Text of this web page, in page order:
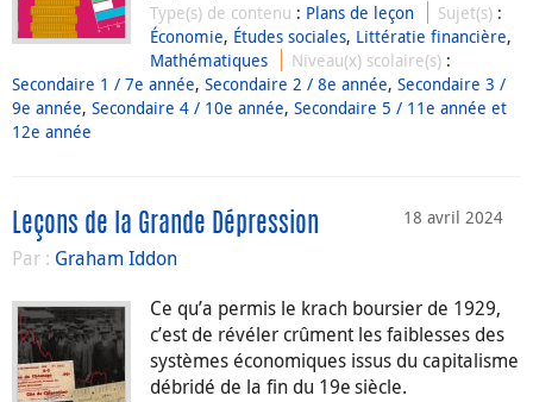
Type(s) de contenu : Plans de leçon Sujet(s) :
Économie, Études sociales, Littératie financière,
Mathématiques
Niveau(x) scolaire(s) :
Secondaire 1 / 7e année, Secondaire 2 / 8e année, Secondaire 3 /
9e année, Secondaire 4 / 10e année, Secondaire 5 / 11e année et
12e année
18 avril 2024
Leçons de la Grande Dépression
Par : Graham Iddon
Ce qu’a permis le krach boursier de 1929,
c’est de révéler crûment les faiblesses des
systèmes économiques issus du capitalisme
débridé de la fin du 19e siècle.